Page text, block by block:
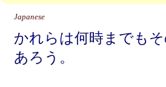
Japanese
かれらは何時までも
あろう。